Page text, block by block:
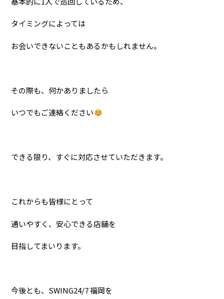
タイミングによっては
お会いできないこともあるかもしれません。
その際も、何かありましたら
いつでもご連絡ください
できる限り、すぐに対応させていただきます。
これからも皆様にとって
通いやすく、安心できる店舗を
目指してまいります。
今後とも、SWING24/7 福岡を